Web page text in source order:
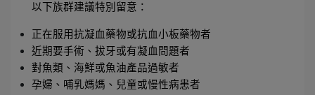
以下族群建議特別留意：
正在服用抗凝血藥物或抗血小板藥物者
近期要手術、拔牙或有凝血問題者
對魚類、海鮮或魚油產品過敏者
孕婦、哺乳媽媽、兒童或慢性病患者